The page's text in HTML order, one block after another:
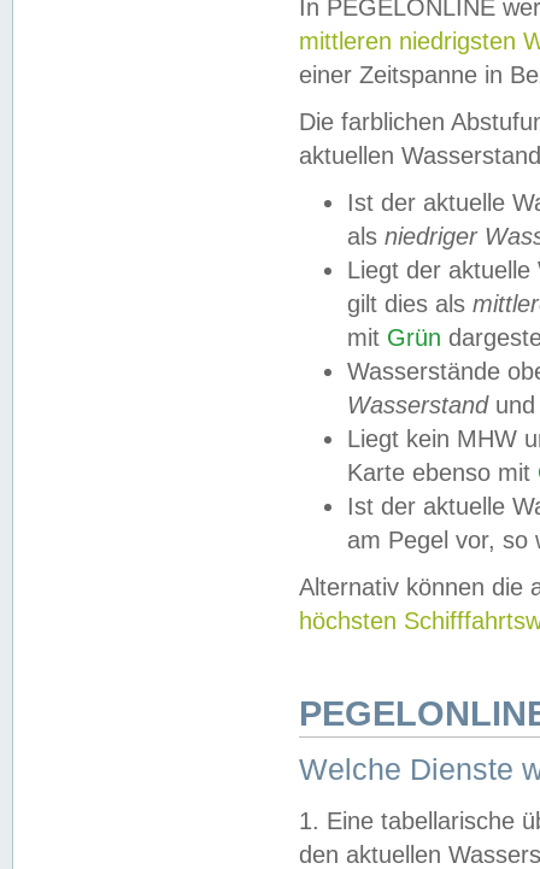
In PEGELONLINE
mittleren niedrigsten
einer Zeitspanne in
Die farblichen
aktuellen
Ist der aktuelle
als niedriger
Liegt der
gilt dies als
mit Grün
Wasserstände
Wasserstandund
Liegt kein MHW
Karte ebenso mit
Ist der aktuelle
am Pegel vor,
Alternativ können die
höchsten
Welche Dienste
1. Eine tabellarische
den aktuellen